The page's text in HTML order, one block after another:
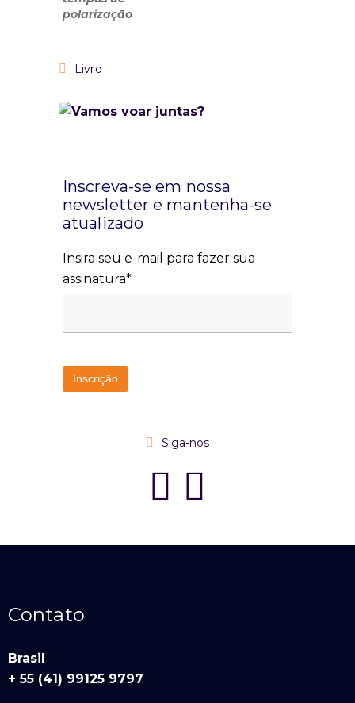
Livro
Inscreva-se em nossa
newsletter e mantenha-se
atualizado
Insira seu e-mail para fazer sua
assinatura*
Siga-nos
Contato
Brasil
+ 55 (41) 99125 9797